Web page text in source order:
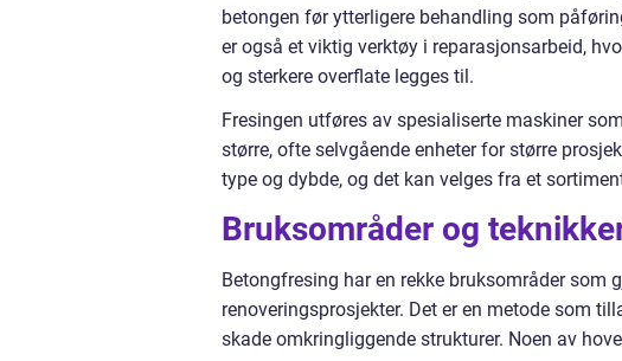
betongen før ytterligere behandling som
er også et viktig verktøy i reparasjonsarbeid,
og sterkere overflate legges til.
Fresingen utføres av spesialiserte maskiner
større, ofte selvgående enheter for større
type og dybde, og det kan velges fra et
Bruksområder og
Betongfresing har en rekke bruksområder
renoveringsprosjekter. Det er en metode som
skade omkringliggende strukturer. Noen av